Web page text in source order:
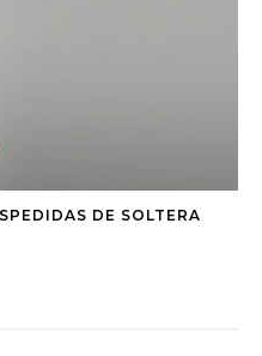
DE SOLTERA